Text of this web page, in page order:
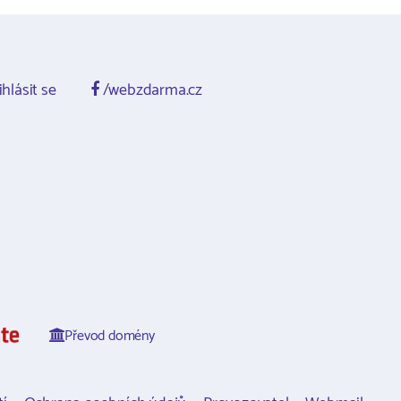
se /webzdarma.cz
Převod domény